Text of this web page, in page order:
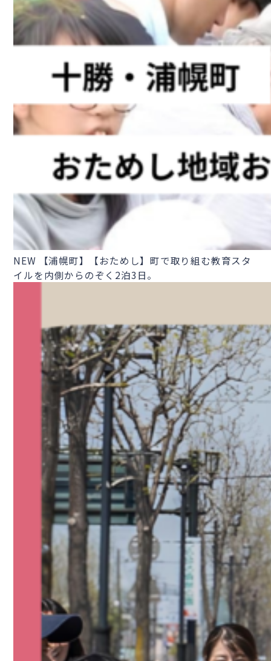
NEW 【浦幌町】【おためし】町で取り組む教育スタ
イルを内側からのぞく2泊3日。